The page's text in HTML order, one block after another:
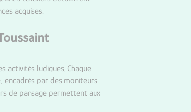
acquises.
activités ludiques. Chaque
encadrés par des moniteurs
de pansage permettent aux